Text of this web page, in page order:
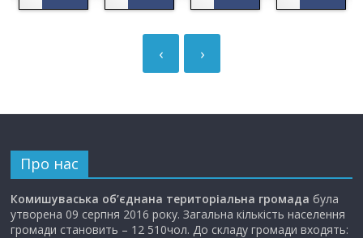
›
‹
Про нас
Комишуваська об’єднана територіальна громада була
утворена 09 серпня 2016 року. Загальна кількість населення
громади становить – 12 510чол. До складу громади входять: